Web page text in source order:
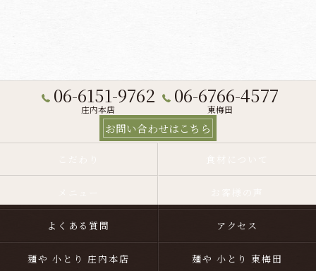
06-6151-9762
庄内本店
06-6766-4577
東梅田
お問い合わせはこちら
よくある質問 アクセス
麺や 小とり 庄内本店 麺や 小とり 東梅田